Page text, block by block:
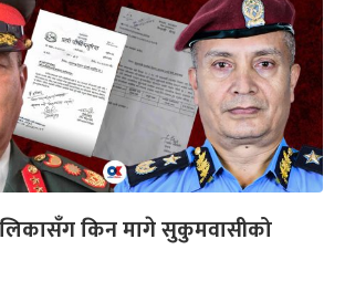
किन मागे सुकुमवासीको